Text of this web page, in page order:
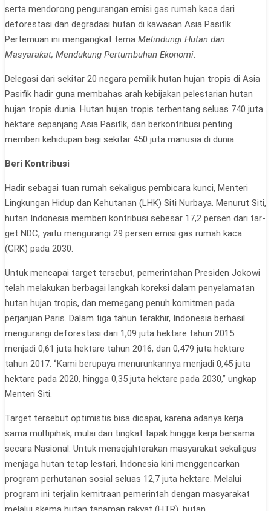
serta mendorong pengurangan emisi gas ru­mah kaca dari
deforestasi dan degradasi hutan di kawasan Asia Pasifik.
Pertemuan ini mengangkat tema Melindungi Hutan dan
Masyarakat, Men­dukung Pertumbuhan Ekono­mi.
Delegasi dari sekitar 20 neg­ara pemilik hutan hujan tropis di Asia
Pasifik hadir guna mem­bahas arah kebijakan pelestar­ian hutan
hujan tropis dunia. Hutan hujan tropis terbentang seluas 740 juta
hektare sepan­jang Asia Pasifik, dan berkon­tribusi penting
memberi ke­hidupan bagi sekitar 450 juta manusia di dunia.
Beri Kontribusi
Hadir sebagai tuan rumah sekaligus pembicara kunci, Menteri
Lingkungan Hidup dan Kehutanan (LHK) Siti Nurbaya. Menurut Siti,
hutan Indonesia memberi kontribusi sebesar 17,2 persen dari tar­
get NDC, yaitu mengurangi 29 persen emisi gas rumah kaca
(GRK) pada 2030.
Untuk mencapai target tersebut, pemerintahan Presi­den Jokowi
telah melakukan berbagai langkah koreksi da­lam penyelamatan
hutan hujan tropis, dan memegang penuh komitmen pada
perjanjian Paris. Dalam tiga tahun terakh­ir, Indonesia berhasil
mengu­rangi deforestasi dari 1,09 juta hektare tahun 2015
menjadi 0,61 juta hektare tahun 2016, dan 0,479 juta hektare
tahun 2017. ‘’Kami berupaya menu­runkannya menjadi 0,45 juta
hektare pada 2020, hingga 0,35 juta hektare pada 2030,’’ ung­kap
Menteri Siti.
Target tersebut optimistis bisa dicapai, karena adanya kerja
sama multipihak, mu­lai dari tingkat tapak hingga kerja bersama
secara Nasion­al. Untuk mensejahterakan masyarakat sekaligus
menjaga hutan tetap lestari, Indonesia kini menggencarkan
program perhutanan sosial seluas 12,7 juta hektare. Melalui
program ini terjalin kemitraan pemerin­tah dengan masyarakat